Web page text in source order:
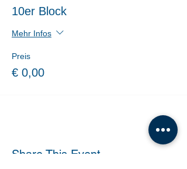
10er Block
Mehr Infos
Preis
€ 0,00
Share This Event